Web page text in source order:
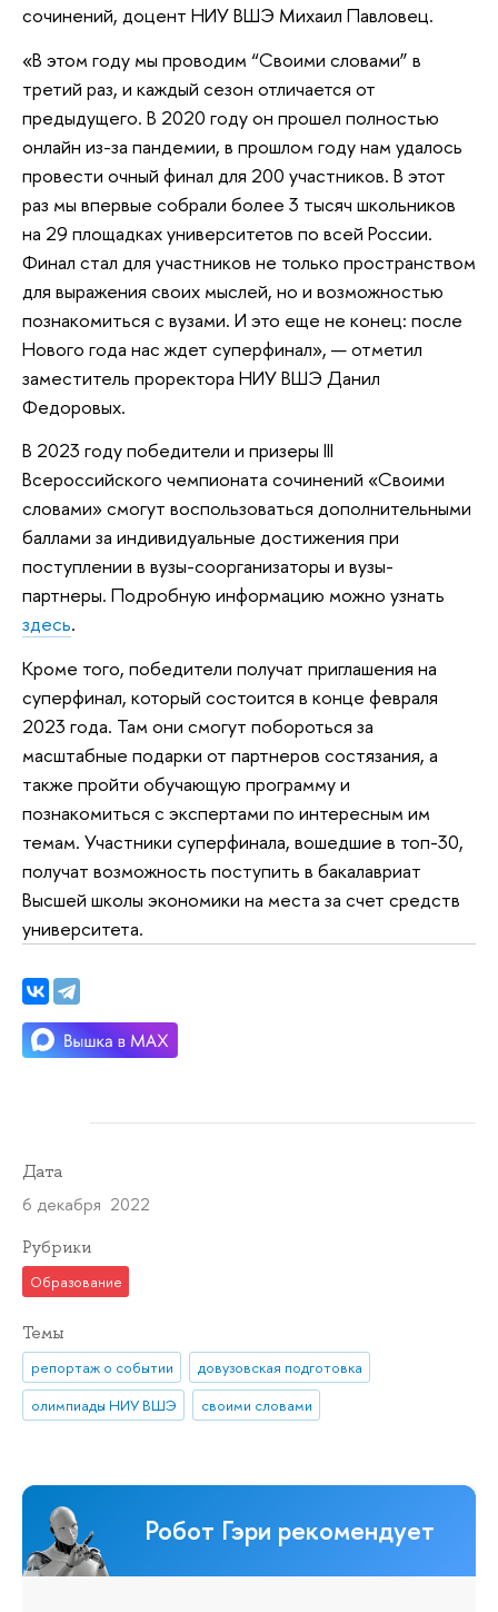
сочинений, доцент НИУ ВШЭ Михаил Павловец.
«В этом году мы проводим “Своими словами” в
третий раз, и каждый сезон отличается от
предыдущего. В 2020 году он прошел полностью
онлайн из-за пандемии, в прошлом году нам удалось
провести очный финал для 200 участников. В этот
раз мы впервые собрали более 3 тысяч школьников
на 29 площадках университетов по всей России.
Финал стал для участников не только пространством
для выражения своих мыслей, но и возможностью
познакомиться с вузами. И это еще не конец: после
Нового года нас ждет суперфинал», — отметил
заместитель проректора НИУ ВШЭ Данил
Федоровых.
В 2023 году победители и призеры III
Всероссийского чемпионата сочинений «Своими
словами» смогут воспользоваться дополнительными
баллами за индивидуальные достижения при
поступлении в вузы-соорганизаторы и вузы-
партнеры. Подробную информацию можно узнать
здесь.
Кроме того, победители получат приглашения на
суперфинал, который состоится в конце февраля
2023 года. Там они смогут побороться за
масштабные подарки от партнеров состязания, а
также пройти обучающую программу и
познакомиться с экспертами по интересным им
темам. Участники суперфинала, вошедшие в топ-30,
получат возможность поступить в бакалавриат
Высшей школы экономики на места за счет средств
университета.
Дата
6 декабря 2022
Рубрики
Образование
Темы
репортаж о событии
довузовская подготовка
олимпиады НИУ ВШЭ
своими словами
Робот Гэри рекомендует